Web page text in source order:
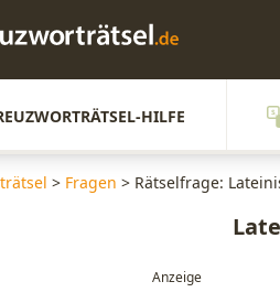
HILFE
> Fragen > Rätselfrage: